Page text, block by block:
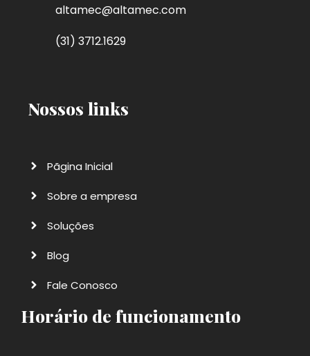
altamec@altamec.com
(31) 3712.1629
Nossos links
Pãgina Inicial
Sobre a empresa
Soluções
Blog
Fale Conosco
Horário de funcionamento